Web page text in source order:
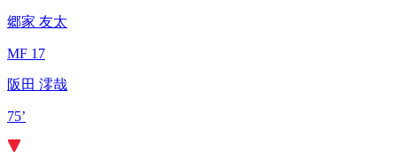
郷家 友太
MF 17
阪田 澪哉
75’